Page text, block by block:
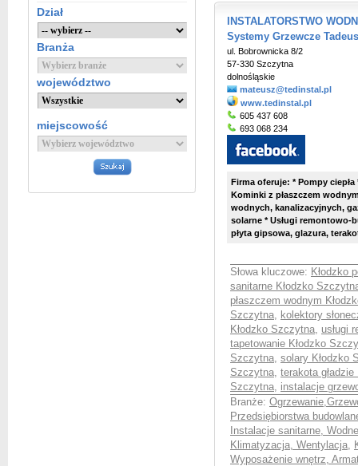
Dział
Branża
województwo
miejscowość
INSTALATORSTWO
Systemy Grzewcze
ul. Bobrownicka 8/2
57-330 Szczytna
dolnośląskie
mateusz@tedinstal.pl
www.tedinstal.pl
605 437 608
693 068 234
Firma oferuje: * Pompy
Kominki z płaszczem
wodnych, kanalizacyjnych,
solarne * Usługi remontowo-
płyta gipsowa, glazura,
Słowa kluczowe: Kłodzko
sanitarne Kłodzko
płaszczem wodnym
Szczytna, kolektory
Kłodzko Szczytna, usługi
tapetowanie Kłodzko
Szczytna, solary Kłodzko
Szczytna, terakota
Szczytna, instalacje
Branże:
Przedsiębiorstwa
Instalacje sanitarne,
Klimatyzacja, Wentylacja,
Wyposażenie wnętrz,